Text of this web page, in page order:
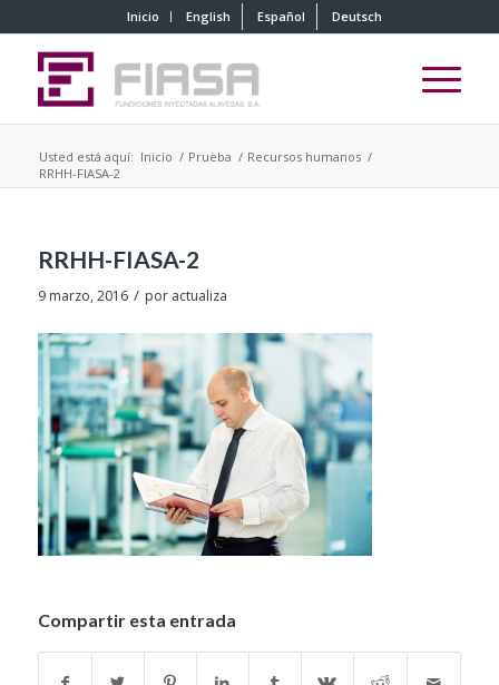
Inicio English Español Deutsch
Usted está aquí: Inicio / Prueba / Recursos humanos /
RRHH-FIASA-2
RRHH-FIASA-2
9 marzo, 2016 / por actualiza
Compartir esta entrada